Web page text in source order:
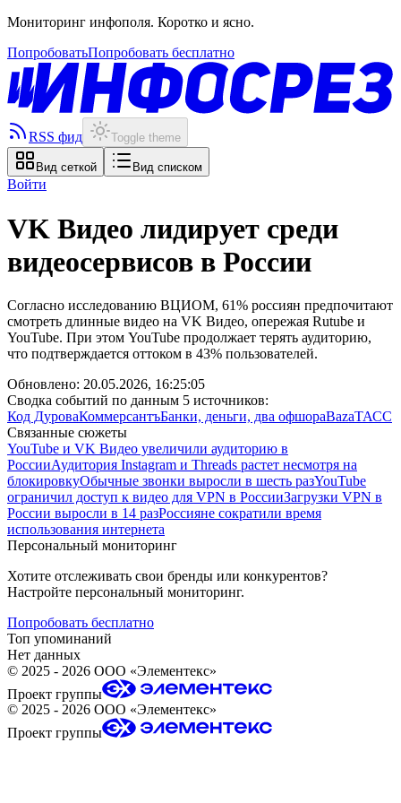
Мониторинг инфополя. Коротко и ясно.
ПопробоватьПопробовать бесплатно
RSS фид Toggle theme
Вид сеткой Вид списком
Войти
VK Видео лидирует среди
видеосервисов в России
Согласно исследованию ВЦИОМ, 61% россиян предпочитают
смотреть длинные видео на VK Видео, опережая Rutube и
YouTube. При этом YouTube продолжает терять аудиторию,
что подтверждается оттоком в 43% пользователей.
Обновлено: 20.05.2026, 16:25:05
Сводка событий по данным 5 источников:
Код ДуроваКоммерсантъБанки, деньги, два офшораBazaТАСС
Связанные сюжеты
YouTube и VK Видео увеличили аудиторию в
РоссииАудитория Instagram и Threads растет несмотря на
блокировкуОбычные звонки выросли в шесть разYouTube
ограничил доступ к видео для VPN в РоссииЗагрузки VPN в
России выросли в 14 разРоссияне сократили время
использования интернета
Персональный мониторинг
Хотите отслеживать свои бренды или конкурентов?
Настройте персональный мониторинг.
Попробовать бесплатно
Топ упоминаний
Нет данных
© 2025 - 2026 ООО «Элементекс»
Проект группы
© 2025 - 2026 ООО «Элементекс»
Проект группы